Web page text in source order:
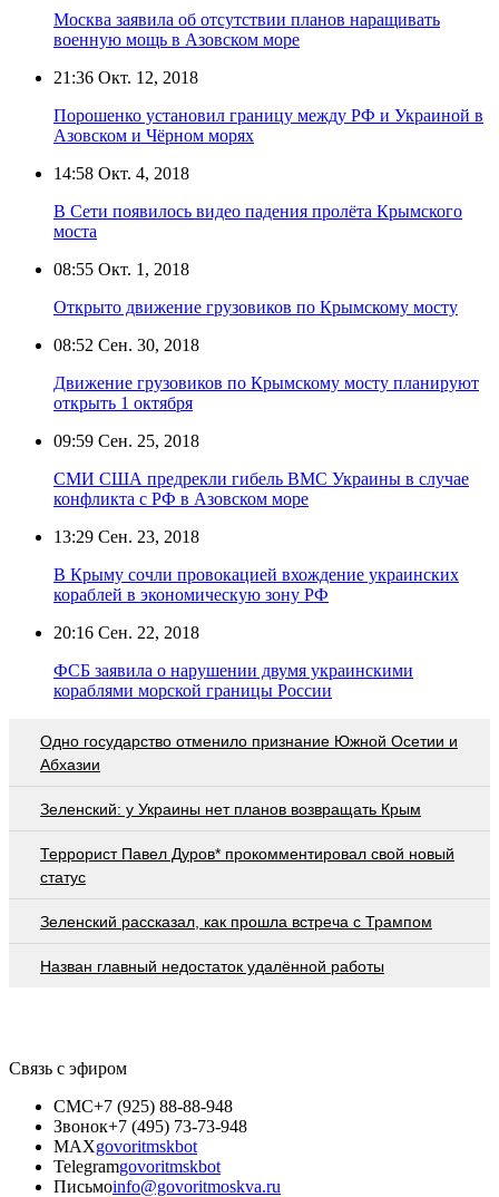
Москва заявила об отсутствии планов наращивать
военную мощь в Азовском море
21:36 Окт. 12, 2018
Порошенко установил границу между РФ и Украиной в
Азовском и Чёрном морях
14:58 Окт. 4, 2018
В Сети появилось видео падения пролёта Крымского
моста
08:55 Окт. 1, 2018
Открыто движение грузовиков по Крымскому мосту
08:52 Сен. 30, 2018
Движение грузовиков по Крымскому мосту планируют
открыть 1 октября
09:59 Сен. 25, 2018
СМИ США предрекли гибель ВМС Украины в случае
конфликта с РФ в Азовском море
13:29 Сен. 23, 2018
В Крыму сочли провокацией вхождение украинских
кораблей в экономическую зону РФ
20:16 Сен. 22, 2018
ФСБ заявила о нарушении двумя украинскими
кораблями морской границы России
Одно государство отменило признание Южной Осетии и
Абхазии
Зеленский: у Украины нет планов возвращать Крым
Террорист Павел Дуров* прокомментировал свой новый
статус
Зеленский рассказал, как прошла встреча с Трампом
Назван главный недостаток удалённой работы
Связь с эфиром
СМС+7 (925) 88-88-948
Звонок+7 (495) 73-73-948
MAXgovoritmskbot
Telegramgovoritmskbot
Письмоinfo@govoritmoskva.ru